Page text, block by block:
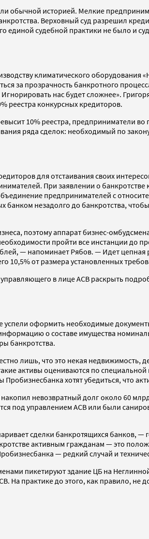
обычной историей. Мелкие
Верховный суд разрешил
единой судебной практики не было и
климатического оборудования
за прозрачность банкротного
нас будет сложнее».
реестра конкурсных кредиторов.
10% реестра, предприниматели во
ряда сделок: необходимый по
для отстаивания своих
При заявлении о
предпринимателей с
незадолго до банкротства,
поэтому аппарат бизнес-
пройти все инстанции до
— напоминает Рябов. — Идет цепная
10,5% от размера установленных
управляющего в лице АСВ раскрыть
успели оформить необходимые
о составе имущества
банкротства.
лишь, что это некая
активы оцениваются по
хотят убедиться, что
невозвратный долг около 60
под управлением АСВ или были
сделки банкротящихся
активным гражданам — это
— редкий случай и
пикетируют здание ЦБ на
На практике до этого, как правило, не